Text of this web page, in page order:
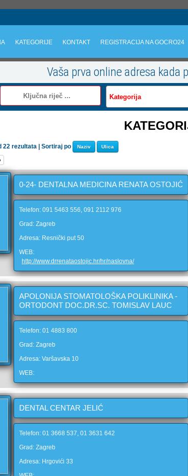
KATEGORIJE KONTAKT REGISTRACIJA NA GOCRO24
Vaša prva online adresa kada
22 rezultata | Sortiraj po Naziv Ulica
0-24- DENTALNA MEDICINA RENATA OSTOJIĆ
Telefon: 091 5463 556, 091 2112 976
Grad: Zagreb
Adresa: Resnički put 50
WEB:
http://www.drrenataostojic.hr/hr/naslovna/
APOLONIJA STOMATOLOŠKA POLIKLINIKA -
ORTODONT DOC.DR.SC. TOMISLAV LAUC
Telefon: 01 4883 800
Grad: Zagreb
Adresa: Varšavska 10
WEB:
DENTAL CENTAR JELIĆ
Telefon: 01 3668 537, 01 3631 642
Grad: Zagreb
Adresa: Hrgovići 33